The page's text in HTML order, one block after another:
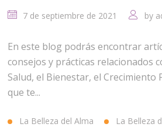
7 de septiembre de 2021 by
En este blog podrás encontrar
consejos y prácticas relacionados
Salud, el Bienestar, el Crecimiento
que te...
La Belleza del Alma La Belleza